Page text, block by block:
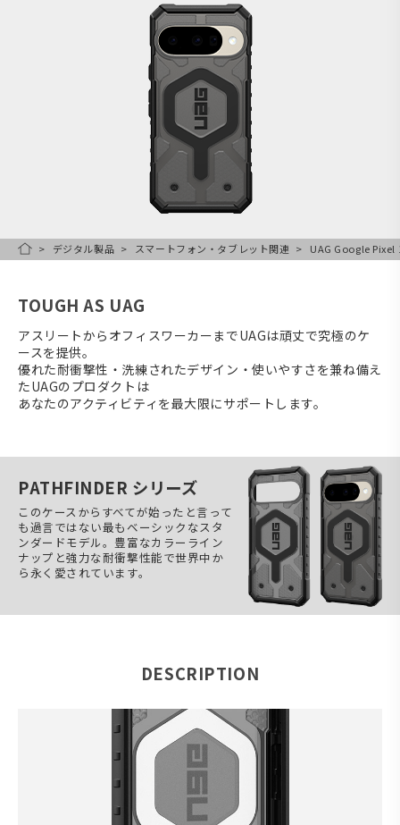
HOMEデジタル製品 スマートフォン・タブレット関連 UAG Google Pixel
TOUGH AS UAG
アスリートからオフィスワーカーまでUAGは頑丈で究極のケ
ースを提供。
優れた耐衝撃性・洗練されたデザイン・使いやすさを兼ね備え
たUAGのプロダクトは
あなたのアクティビティを最大限にサポートします。
PATHFINDER シリーズ
このケースからすべてが始ったと言って
も過言ではない最もベーシックなスタ
ンダードモデル。豊富なカラーライン
ナップと強力な耐衝撃性能で世界中か
ら永く愛されています。
DESCRIPTION